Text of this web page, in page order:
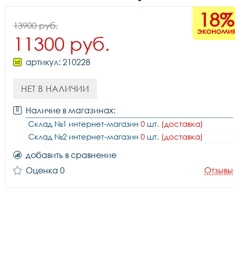
18%
13900 руб.
11300 руб.
артикул: 210228
НЕТ В НАЛИЧИИ
Наличие в магазинах:
Склад №1 интернет-магазин 0 шт. (доставка)
Склад №2 интернет-магазин 0 шт. (доставка)
добавить в сравнение
Оценка 0
Отзывы